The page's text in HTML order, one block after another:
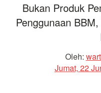
Bukan Produk
Penggunaan
Oleh:
Jumat, 22